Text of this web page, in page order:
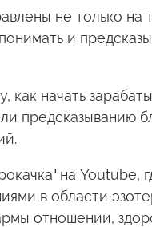
не только на
и
начать
предсказыванию
на Youtube,
в области
отношений,